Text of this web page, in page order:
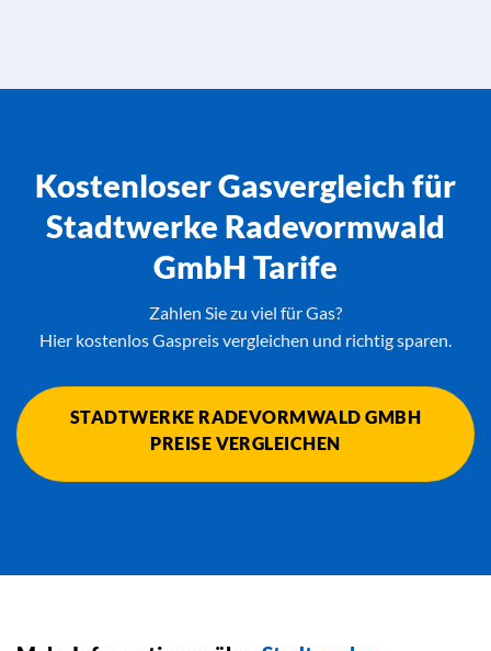
Kostenloser Gasvergleich für
Stadtwerke Radevormwald
GmbH Tarife
Zahlen Sie zu viel für Gas?
Hier kostenlos Gaspreis vergleichen und richtig sparen.
STADTWERKE RADEVORMWALD GMBH
PREISE VERGLEICHEN